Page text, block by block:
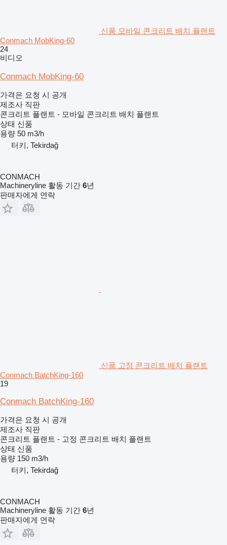
신품 모바일 콘크리트 배치 플랜트
Conmach MobKing-60
24
비디오
Conmach MobKing-60
가격은 요청 시 공개
제조사 직판
콘크리트 플랜트 - 모바일 콘크리트 배치 플랜트
상태 신품
용량 50 m3/h
터키, Tekirdağ
CONMACH
Machineryline 활동 기간 6년
판매자에게 연락
신품 고정 콘크리트 배치 플랜트
Conmach BatchKing-160
19
Conmach BatchKing-160
가격은 요청 시 공개
제조사 직판
콘크리트 플랜트 - 고정 콘크리트 배치 플랜트
상태 신품
용량 150 m3/h
터키, Tekirdağ
CONMACH
Machineryline 활동 기간 6년
판매자에게 연락